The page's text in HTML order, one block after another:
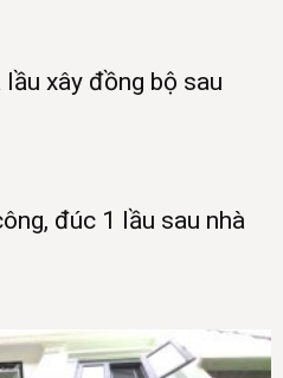
xây đồng bộ sau
đúc 1 lầu sau nhà